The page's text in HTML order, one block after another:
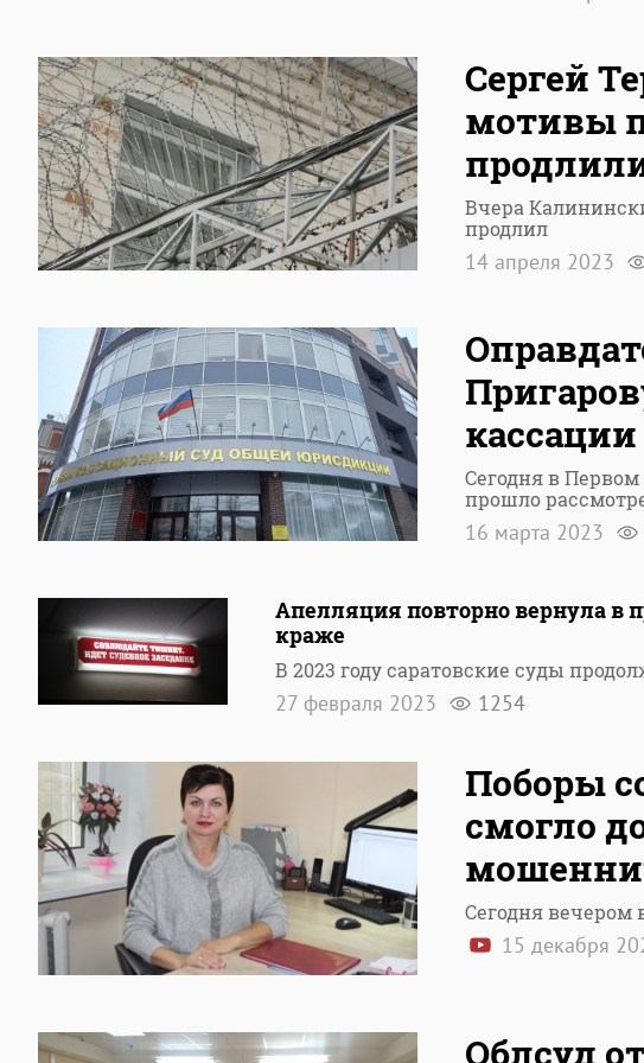
Сергей
мотивы
Вчера
продлил
14 апреля 2023
кассации
Сегодня в
прошло
16 марта 2023
Апелляция повторно вернула в
краже
В 2023 году саратовские суды
27 февраля 2023 1254
Поборы
смогло
Сегодня вечером
15 декабря
Облсуд